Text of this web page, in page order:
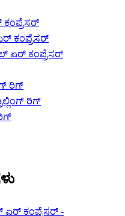
ಕಂಪ್ರೆಸರ್
ಏರ್ ಕಂಪ್ರೆಸರ್
ರಿಗ್
ರಿಗ್